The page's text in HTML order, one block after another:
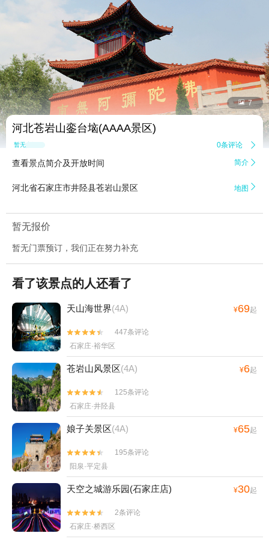
 7
河北苍岩山銮台垴(AAAA景区)
暂无点评 0条评论 
查看景点简介及开放时间 简介 
河北省石家庄市井陉县苍岩山景区 地图 
暂无报价
暂无门票预订，我们正在努力补充
看了该景点的人还看了
天山海世界(4A) ¥69起


447条评论
石家庄·裕华区
苍岩山风景区(4A) ¥6起


125条评论
石家庄·井陉县
娘子关景区(4A) ¥65起


195条评论
阳泉·平定县
天空之城游乐园(石家庄店) ¥30起


2条评论
石家庄·桥西区